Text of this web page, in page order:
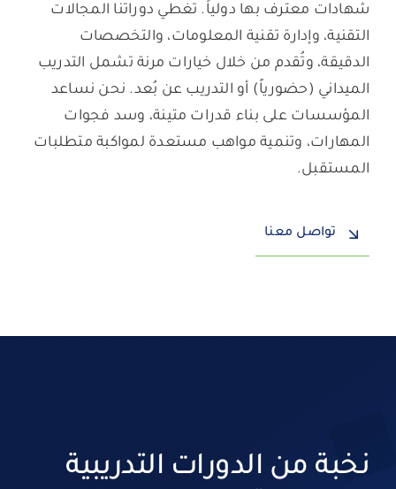
شهادات معترف بها دولياً. تغطي دوراتنا المجالات
التقنية، وإدارة تقنية المعلومات، والتخصصات
الدقيقة، وتُقدم من خلال خيارات مرنة تشمل التدريب
الميداني (حضورياً) أو التدريب عن بُعد. نحن نساعد
المؤسسات على بناء قدرات متينة، وسد فجوات
المهارات، وتنمية مواهب مستعدة لمواكبة متطلبات
المستقبل.
تواصل معنا
نخبة من الدورات التدريبية